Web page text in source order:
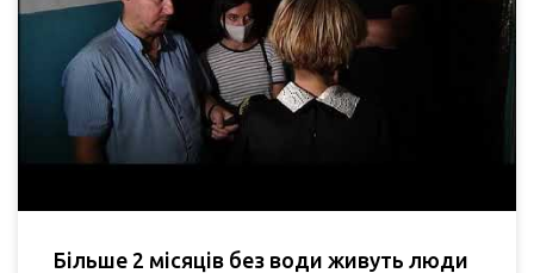
Більше 2 місяців без води живуть люди